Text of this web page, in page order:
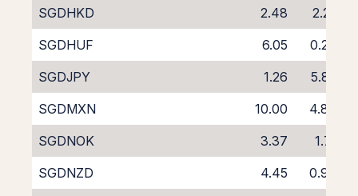
SGDHKD 2.48
2.25
SGDHUF
6.05
0.24
SGDJPY
1.26
5.87
SGDMXN
10.00
4.84
SGDNOK
3.37
1.71
SGDNZD
4.45
0.94